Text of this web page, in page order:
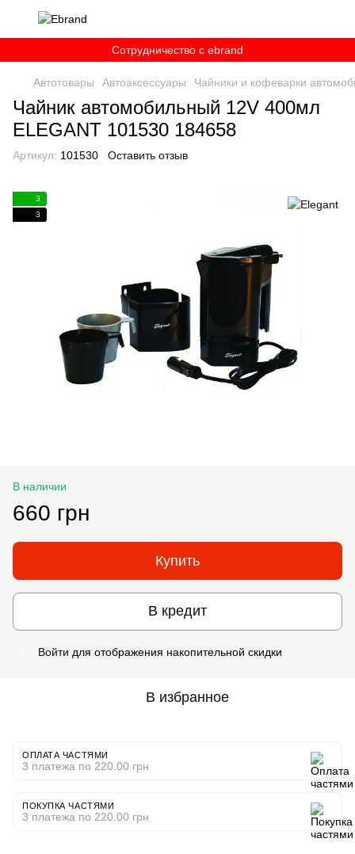
Сотрудничество c ebrand
Автотовары Автоаксессуары Чайники и кофеварки
Чайник автомобильный 12V 400мл
ELEGANT 101530 184658
Артикул: 101530 Оставить отзыв
3
3
В наличии
660 грн
Купить
В кредит
Войти для отображения накопительной скидки
В избранное
ОПЛАТА ЧАСТЯМИ
3 платежа по 220.00 грн
ПОКУПКА ЧАСТЯМИ
3 платежа по 220.00 грн